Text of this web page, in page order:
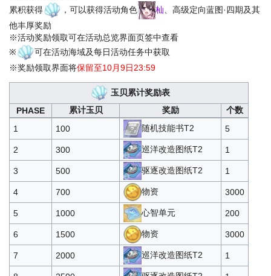
喵箱SSR型 3000 2
通用部件*1
主炮部件*1
鱼雷部件*1
舰载机部件*1 30
物资*2000 500
石油*1000 450
酸素可乐*1 15
累积获得
，可以获得活动角色 杣 、高级定向蓝图·四期及其
他丰厚奖励
※活动奖励领取可在活动总览界面页签中查看
※
可在活动海域及每日活动任务中获取
※奖励领取界面将保留至10月9日23:59
玉贝累计奖励表
PHASE
累计玉贝 奖励
个数
1
100 随机技能书T2 5
2 300 巡洋改造图纸T2 1
3 500 驱逐改造图纸T2 1
4 700 物资 3000
5 1000 心智单元 200
6 1500 物资 3000
7 2000 巡洋改造图纸T2 1